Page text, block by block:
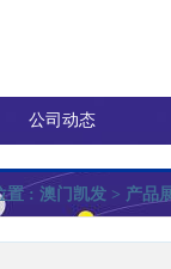
公司动态
置 : 澳门凯发 > 产品